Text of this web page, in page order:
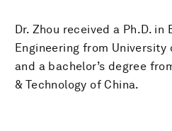
Dr. Zhou received a Ph.D.
Engineering from
and a bachelor’s degree
& Technology of China.